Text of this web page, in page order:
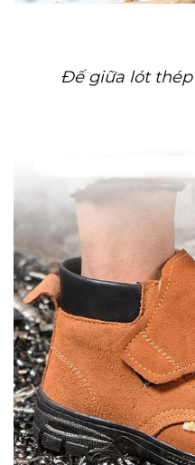
Đế giữa lót